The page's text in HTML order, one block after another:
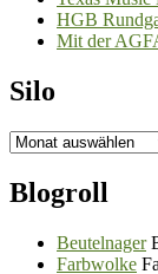
HGB
Mit der
Silo
Silo
Blogroll
Beutelnager
Farbwolke